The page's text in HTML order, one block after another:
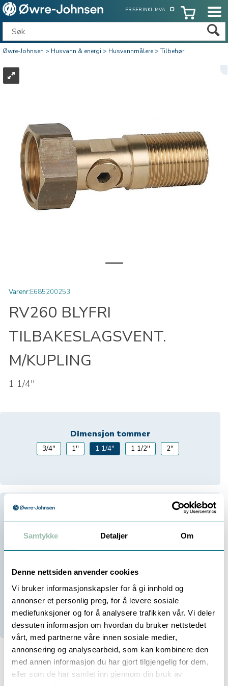
Samtykke Detaljer Om
Denne nettsiden anvender cookies
Vi bruker informasjonskapsler for å gi innhold og
annonser et personlig preg, for å levere sosiale
mediefunksjoner og for å analysere trafikken vår. Vi deler
dessuten informasjon om hvordan du bruker nettstedet
vårt, med partnerne våre innen sosiale medier,
annonsering og analysearbeid, som kan kombinere den
med annen informasjon du har gjort tilgjengelig for dem,
eller som de har samlet inn gjennom din bruk av
PRISER INKL. MVA.
Øwre-Johnsen>Husvann & energi>Husvannmålere>Tilbehør
Varenr:E685200253
RV260 BLYFRI
TILBAKESLAGSVENT.
M/KUPLING
1 1/4''
Dimensjon tommer
3/4'' 1'' 1 1/4'' 1 1/2'' 2''
1 317,00
- +
14På lager
14Stk i Trondheim